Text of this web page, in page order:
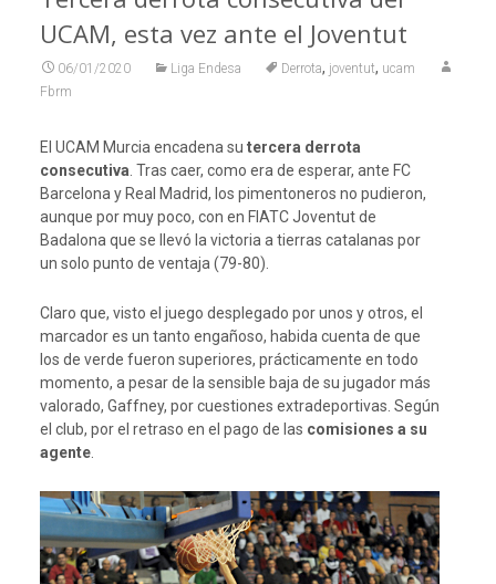
UCAM, esta vez ante el Joventut
06/01/2020 Liga Endesa Derrota, joventut, ucam
Fbrm
El UCAM Murcia encadena su tercera derrota
consecutiva . Tras caer, como era de esperar, ante FC
Barcelona y Real Madrid, los pimentoneros no pudieron,
aunque por muy poco, con en FIATC Joventut de
Badalona que se llevó la victoria a tierras catalanas por
un solo punto de ventaja (79-80).
Claro que, visto el juego desplegado por unos y otros, el
marcador es un tanto engañoso, habida cuenta de que
los de verde fueron superiores, prácticamente en todo
momento, a pesar de la sensible baja de su jugador más
valorado, Gaffney, por cuestiones extradeportivas. Según
el club, por el retraso en el pago de las comisiones a su
agente.